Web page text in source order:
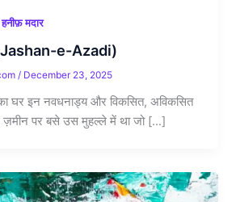
हनीफ़ मदार
e-Azadi)
/ December 23, 2025
घर इन नवधनाड्य और विकसित, अविकसित
ज़मीन पर बसे उस मुहल्ले में था जो […]